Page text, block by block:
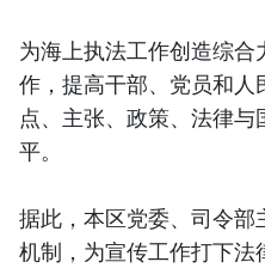
为海上执法工作创造综
作，提高干部、党员和
点、主张、政策、法律
平。
据此，本区党委、司令
机制，为宣传工作打下